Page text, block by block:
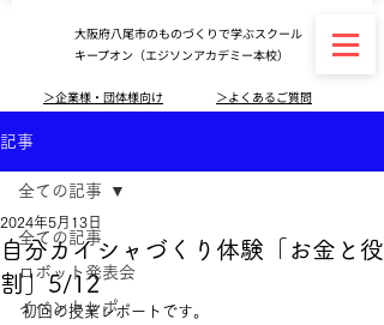
大阪府八尾市のものづくりで学ぶスクール
キープオン（エジソンアカデミー本校）
＞よくあるご質問
＞企業様・団体様向け
記事
全ての記事
ロボット発表会
イベントレポ
全ての記事
自分カイシャづくり体験「お金と役
割」5/12
2024年5月13日
初回の授業レポートです。